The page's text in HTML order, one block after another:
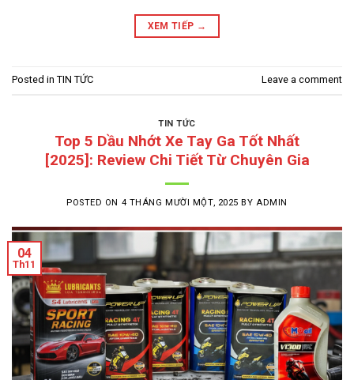
XEM TIẾP →
Posted in TIN TỨC Leave a comment
TIN TỨC
Top 5 Dầu Nhớt Xe Tay Ga Tốt Nhất
[2025]: Review Chi Tiết Từ Chuyên Gia
POSTED ON 4 THÁNG MƯỜI MỘT, 2025 BYADMIN
04
Th11